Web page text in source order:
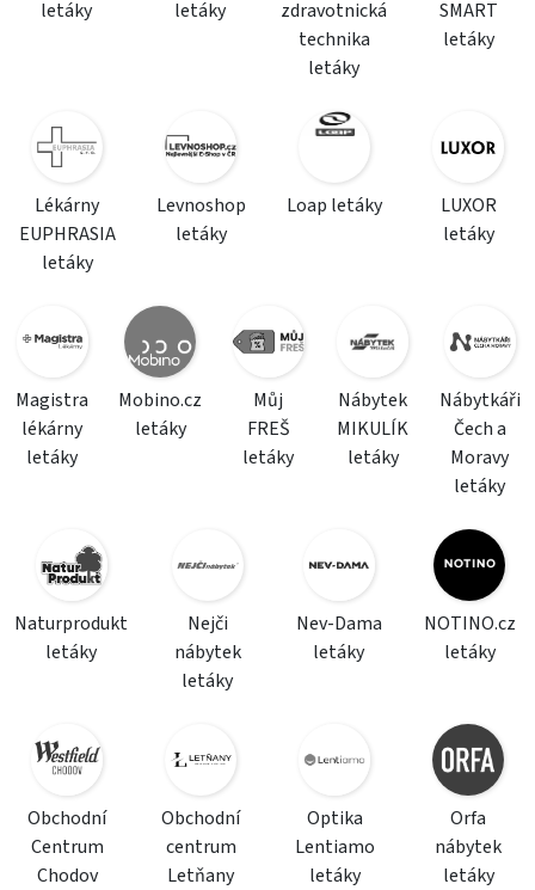
letáky
letáky
zdravotnická
technika
letáky
SMART
letáky
Lékárny
EUPHRASIA
letáky
Levnoshop
letáky
Loap letáky
LUXOR
letáky
Magistra
lékárny
letáky
Mobino.cz
letáky
Můj
FREŠ
letáky
Nábytek
MIKULÍK
letáky
Nábytkáři
Čech a
Moravy
letáky
Naturprodukt
letáky
Nejči
nábytek
letáky
Nev-Dama
letáky
NOTINO.cz
letáky
Obchodní
Centrum
Chodov
Obchodní
centrum
Letňany
Optika
Lentiamo
letáky
Orfa
nábytek
letáky